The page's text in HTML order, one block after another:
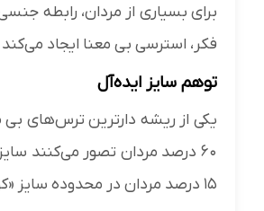
برای بسیاری از مردان، رابطه
فکر، استرسی بی معنا ایجاد
توهم سایز ایده‌آل
یکی از ریشه دارترین ترس‌های بی
۶۰ درصد مردان تصور می‌کنند
۱۵ درصد مردان در محدوده سایز «کوچک» یا «بزرگ» قرار می‌گیرند و مابقی در طیف نرمال هستند.